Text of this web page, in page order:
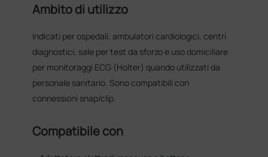
Ambito di utilizzo
Indicati per ospedali, ambulatori cardiologici, centri
diagnostici, sale per test da sforzo e uso domiciliare
per monitoraggi ECG (Holter) quando utilizzati da
personale sanitario. Sono compatibili con
connessioni snap/clip.
Compatibile con